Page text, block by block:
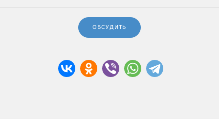
ОБСУДИТЬ